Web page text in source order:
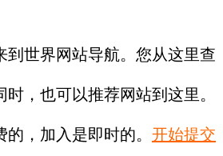
到世界网站导航。您从这里查
时，也可以推荐网站到这里。
的，加入是即时的。 开始提交